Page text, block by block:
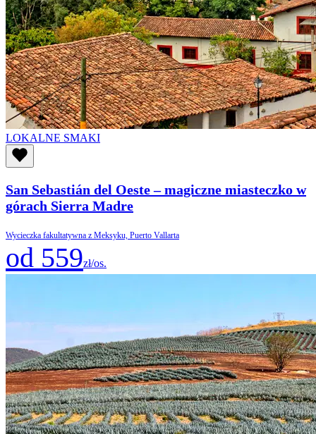
LOKALNE SMAKI
San Sebastián del Oeste – magiczne miasteczko w
górach Sierra Madre
Wycieczka fakultatywna z Meksyku, Puerto Vallarta
od 559zł/os.